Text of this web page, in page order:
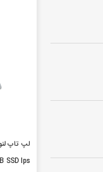
SSD Ips